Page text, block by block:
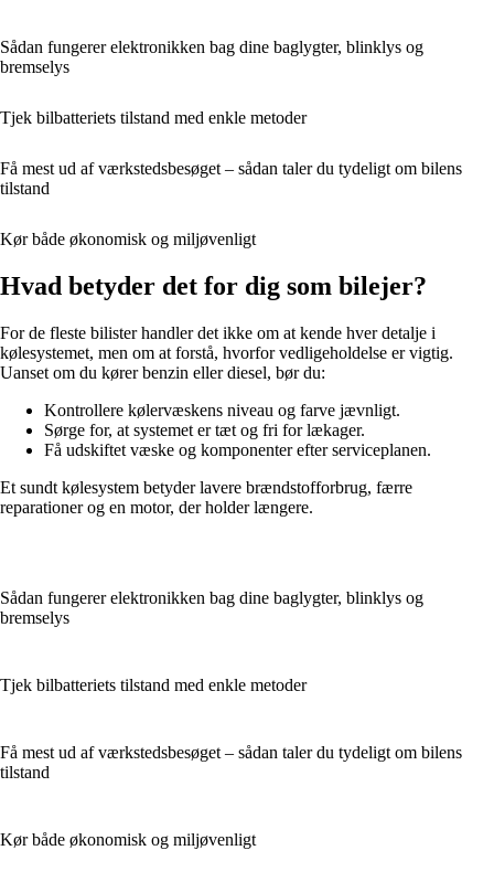
Sådan fungerer elektronikken bag dine baglygter, blinklys og
bremselys
Tjek bilbatteriets tilstand med enkle metoder
Få mest ud af værkstedsbesøget – sådan taler du tydeligt om bilens
tilstand
Kør både økonomisk og miljøvenligt
Hvad betyder det for dig som bilejer?
For de fleste bilister handler det ikke om at kende hver detalje i
kølesystemet, men om at forstå, hvorfor vedligeholdelse er vigtig.
Uanset om du kører benzin eller diesel, bør du:
Kontrollere kølervæskens niveau og farve jævnligt.
Sørge for, at systemet er tæt og fri for lækager.
Få udskiftet væske og komponenter efter serviceplanen.
Et sundt kølesystem betyder lavere brændstofforbrug, færre
reparationer og en motor, der holder længere.
Sådan fungerer elektronikken bag dine baglygter, blinklys og
bremselys
Tjek bilbatteriets tilstand med enkle metoder
Få mest ud af værkstedsbesøget – sådan taler du tydeligt om bilens
tilstand
Kør både økonomisk og miljøvenligt